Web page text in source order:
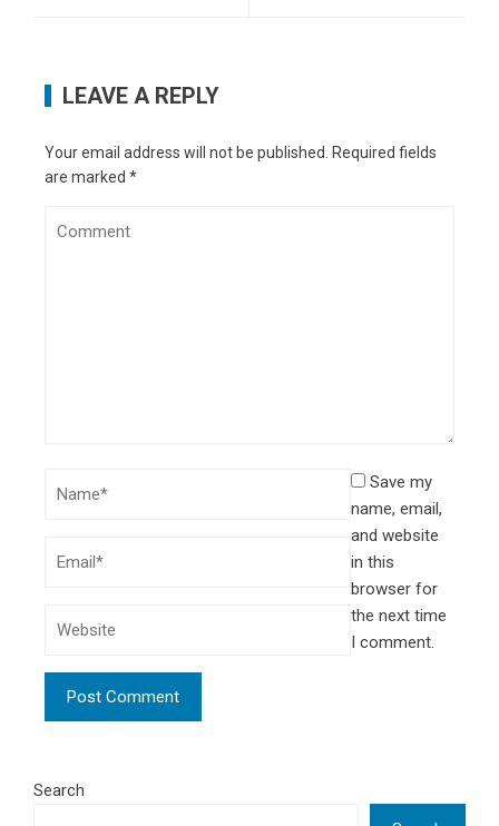
LEAVE A REPLY
Your email address will not be published. Required fields
are marked *
Save my
name, email,
and website
in this
browser for
the next time
I comment.
Search